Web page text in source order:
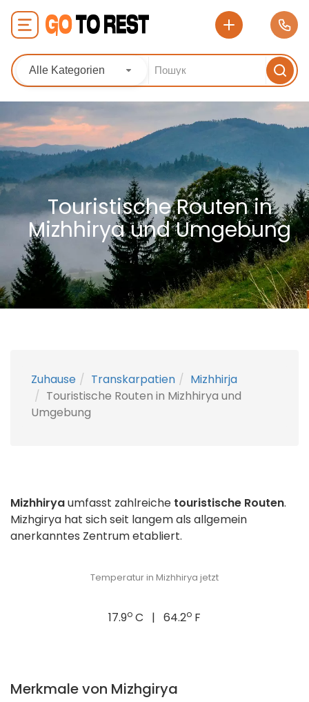
Alle Kategorien
Touristische Routen in
Mizhhirya und Umgebung
Zuhause Transkarpatien
Mizhhirja
Touristische Routen in Mizhhirya und
Umgebung
Mizhhiryaumfasst zahlreiche touristische Routen.
Mizhgirya hat sich seit langem als allgemein
anerkanntes Zentrum etabliert.
Temperatur in Mizhhirya jetzt
17.9o C | 64.2o F
Merkmale von Mizhgirya